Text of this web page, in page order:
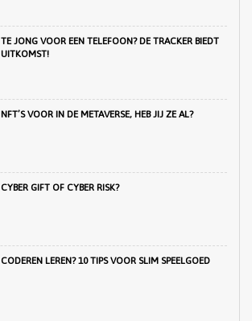
TE JONG VOOR EEN TELEFOON? DE TRACKER BIEDT
UITKOMST!
NFT’S VOOR IN DE METAVERSE, HEB JIJ ZE AL?
CYBER GIFT OF CYBER RISK?
CODEREN LEREN? 10 TIPS VOOR SLIM SPEELGOED